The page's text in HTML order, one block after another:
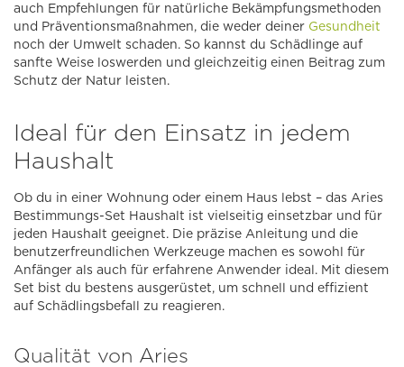
auch Empfehlungen für natürliche Bekämpfungsmethoden
und Präventionsmaßnahmen, die weder deiner Gesundheit
noch der Umwelt schaden. So kannst du Schädlinge auf
sanfte Weise loswerden und gleichzeitig einen Beitrag zum
Schutz der Natur leisten.
Ideal für den Einsatz in jedem
Haushalt
Ob du in einer Wohnung oder einem Haus lebst – das Aries
Bestimmungs-Set Haushalt ist vielseitig einsetzbar und für
jeden Haushalt geeignet. Die präzise Anleitung und die
benutzerfreundlichen Werkzeuge machen es sowohl für
Anfänger als auch für erfahrene Anwender ideal. Mit diesem
Set bist du bestens ausgerüstet, um schnell und effizient
auf Schädlingsbefall zu reagieren.
Qualität von Aries